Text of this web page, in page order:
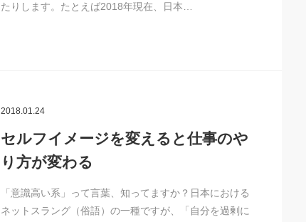
たりします。たとえば2018年現在、日本…
2018.01.24
セルフイメージを変えると仕事のや
り方が変わる
「意識高い系」って言葉、知ってますか？日本における
ネットスラング（俗語）の一種ですが、「自分を過剰に